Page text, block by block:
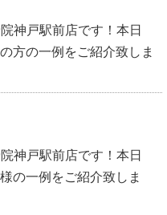
神戸駅前店です！本日
方の一例をご紹介致しま
神戸駅前店です！本日
の一例をご紹介致しま